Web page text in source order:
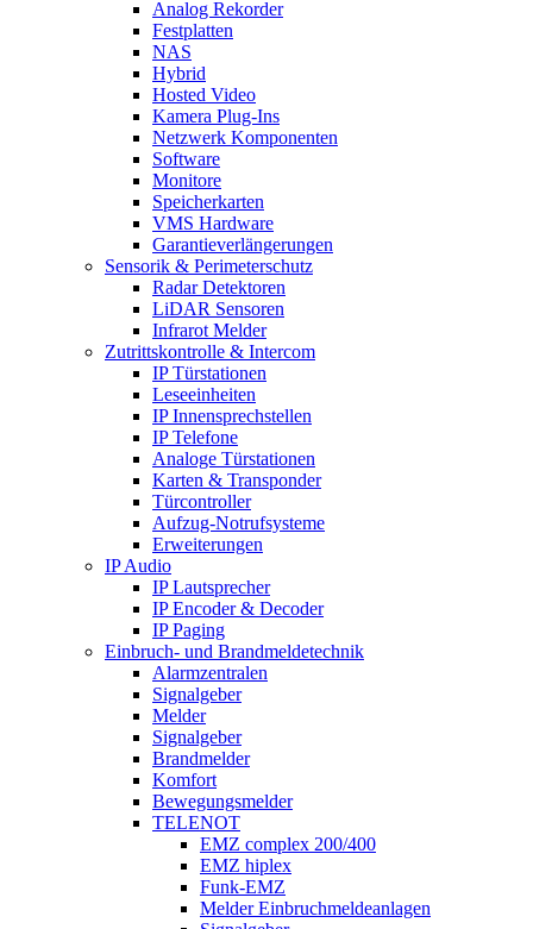
Analog Rekorder
Festplatten
NAS
Hybrid
Hosted Video
Kamera Plug-Ins
Netzwerk Komponenten
Software
Monitore
Speicherkarten
VMS Hardware
Garantieverlängerungen
Sensorik & Perimeterschutz
Radar Detektoren
LiDAR Sensoren
Infrarot Melder
Zutrittskontrolle & Intercom
IP Türstationen
Leseeinheiten
IP Innensprechstellen
IP Telefone
Analoge Türstationen
Karten & Transponder
Türcontroller
Aufzug-Notrufsysteme
Erweiterungen
IP Audio
IP Lautsprecher
IP Encoder & Decoder
IP Paging
Einbruch- und Brandmeldetechnik
Alarmzentralen
Signalgeber
Melder
Signalgeber
Brandmelder
Komfort
Bewegungsmelder
TELENOT
EMZ complex 200/400
EMZ hiplex
Funk-EMZ
Melder Einbruchmeldeanlagen